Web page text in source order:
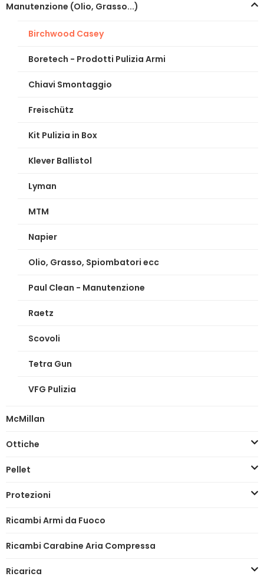
Manutenzione (Olio, Grasso...)
Birchwood Casey
Boretech - Prodotti Pulizia Armi
Chiavi Smontaggio
Freischütz
Kit Pulizia in Box
Klever Ballistol
Lyman
MTM
Napier
Olio, Grasso, Spiombatori ecc
Paul Clean - Manutenzione
Raetz
Scovoli
Tetra Gun
VFG Pulizia
McMillan
Ottiche
Pellet
Protezioni
Ricambi Armi da Fuoco
Ricambi Carabine Aria Compressa
Ricarica